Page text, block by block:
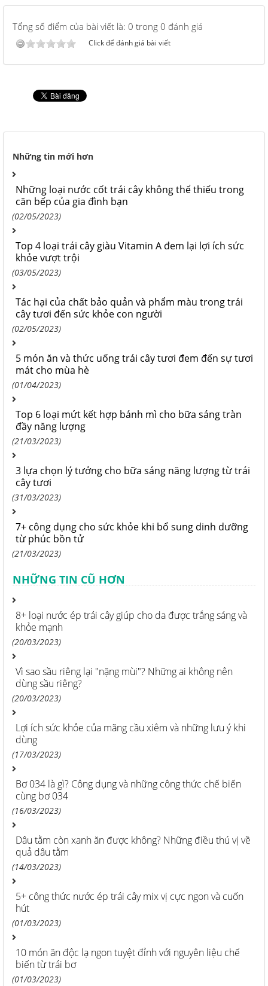
Tổng số điểm của bài viết là: 0 trong 0 đánh giá
Click để đánh giá bài viết
Những tin mới hơn
Những loại nước cốt trái cây không thể thiếu trong
căn bếp của gia đình bạn
(02/05/2023)
Top 4 loại trái cây giàu Vitamin A đem lại lợi ích sức
khỏe vượt trội
(03/05/2023)
Tác hại của chất bảo quản và phẩm màu trong trái
cây tươi đến sức khỏe con người
(02/05/2023)
5 món ăn và thức uống trái cây tươi đem đến sự tươi
mát cho mùa hè
(01/04/2023)
Top 6 loại mứt kết hợp bánh mì cho bữa sáng tràn
đầy năng lượng
(21/03/2023)
3 lựa chọn lý tưởng cho bữa sáng năng lượng từ trái
cây tươi
(31/03/2023)
7+ công dụng cho sức khỏe khi bổ sung dinh dưỡng
từ phúc bồn tử
(21/03/2023)
NHỮNG TIN CŨ HƠN
8+ loại nước ép trái cây giúp cho da được trắng sáng và
khỏe mạnh
(20/03/2023)
Vì sao sầu riêng lại "nặng mùi"? Những ai không nên
dùng sầu riêng?
(20/03/2023)
Lợi ích sức khỏe của mãng cầu xiêm và những lưu ý khi
dùng
(17/03/2023)
Bơ 034 là gì? Công dụng và những công thức chế biến
cùng bơ 034
(16/03/2023)
Dâu tằm còn xanh ăn được không? Những điều thú vị về
quả dâu tằm
(14/03/2023)
5+ công thức nước ép trái cây mix vị cực ngon và cuốn
hút
(01/03/2023)
10 món ăn độc lạ ngon tuyệt đỉnh với nguyên liệu chế
biến từ trái bơ
(01/03/2023)